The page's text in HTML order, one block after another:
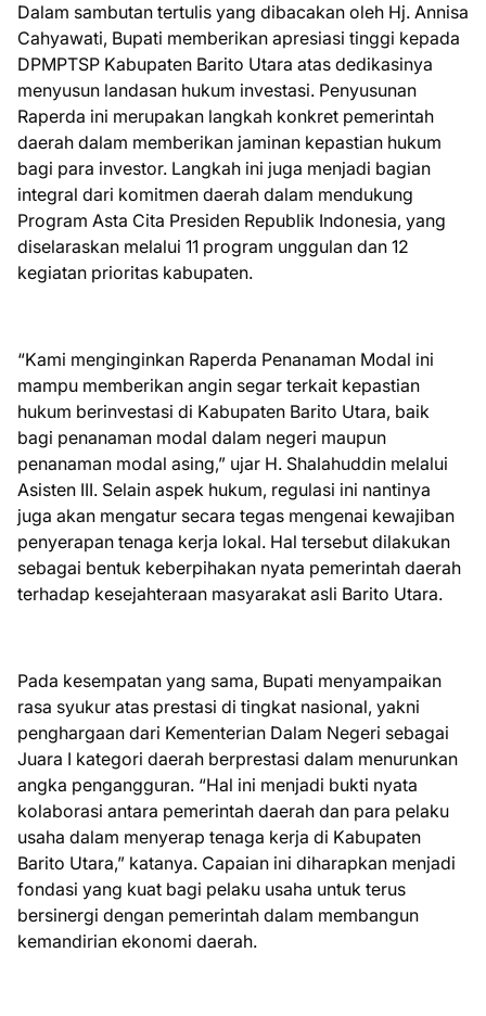
Dalam sambutan tertulis yang dibacakan oleh Hj. Annisa
Cahyawati, Bupati memberikan apresiasi tinggi kepada
DPMPTSP Kabupaten Barito Utara atas dedikasinya
menyusun landasan hukum investasi. Penyusunan
Raperda ini merupakan langkah konkret pemerintah
daerah dalam memberikan jaminan kepastian hukum
bagi para investor. Langkah ini juga menjadi bagian
integral dari komitmen daerah dalam mendukung
Program Asta Cita Presiden Republik Indonesia, yang
diselaraskan melalui 11 program unggulan dan 12
kegiatan prioritas kabupaten.
“Kami menginginkan Raperda Penanaman Modal ini
mampu memberikan angin segar terkait kepastian
hukum berinvestasi di Kabupaten Barito Utara, baik
bagi penanaman modal dalam negeri maupun
penanaman modal asing,” ujar H. Shalahuddin melalui
Asisten III. Selain aspek hukum, regulasi ini nantinya
juga akan mengatur secara tegas mengenai kewajiban
penyerapan tenaga kerja lokal. Hal tersebut dilakukan
sebagai bentuk keberpihakan nyata pemerintah daerah
terhadap kesejahteraan masyarakat asli Barito Utara.
Pada kesempatan yang sama, Bupati menyampaikan
rasa syukur atas prestasi di tingkat nasional, yakni
penghargaan dari Kementerian Dalam Negeri sebagai
Juara I kategori daerah berprestasi dalam menurunkan
angka pengangguran. “Hal ini menjadi bukti nyata
kolaborasi antara pemerintah daerah dan para pelaku
usaha dalam menyerap tenaga kerja di Kabupaten
Barito Utara,” katanya. Capaian ini diharapkan menjadi
fondasi yang kuat bagi pelaku usaha untuk terus
bersinergi dengan pemerintah dalam membangun
kemandirian ekonomi daerah.